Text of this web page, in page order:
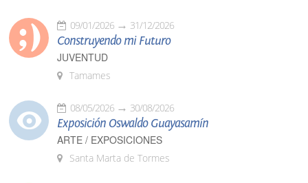
09/01/2026 31/12/2026
Construyendo mi Futuro
JUVENTUD
Tamames
08/05/2026 30/08/2026
Exposición Oswaldo Guayasamín
ARTE / EXPOSICIONES
Santa Marta de Tormes